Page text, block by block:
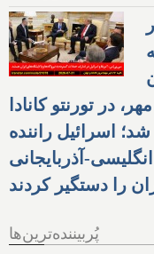
در تورنتو کانادا
اسرائیل راننده
آذربایجانی
را دستگیر کردند
پُربیننده‌ترین‌ها